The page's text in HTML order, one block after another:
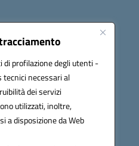
profilazione degli utenti -
necessari al
dei servizi
utilizzati, inoltre,
disposizione da Web